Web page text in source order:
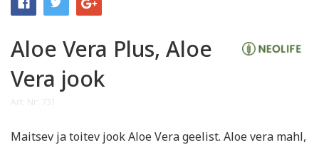
Aloe Vera Plus, Aloe
Vera jook
Maitsev ja toitev jook Aloe Vera geelist. Aloe vera mahl,